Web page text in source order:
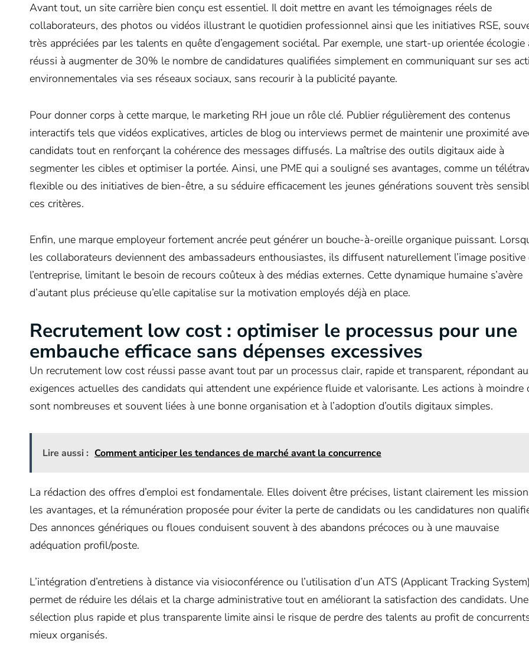
Avant tout, un site carrière bien conçu est essentiel. Il doit mettre en avant les témoignages réels de
collaborateurs, des photos ou vidéos illustrant le quotidien professionnel ainsi que les initiatives RSE,
très appréciées par les talents en quête d’engagement sociétal. Par exemple, une start-up orientée écologie
réussi à augmenter de 30% le nombre de candidatures qualifiées simplement en communiquant sur ses
environnementales via ses réseaux sociaux, sans recourir à la publicité payante.
Pour donner corps à cette marque, le marketing RH joue un rôle clé. Publier régulièrement des contenus
interactifs tels que vidéos explicatives, articles de blog ou interviews permet de maintenir une proximité
candidats tout en renforçant la cohérence des messages diffusés. La maîtrise des outils digitaux aide à
segmenter les cibles et optimiser la portée. Ainsi, une PME qui a souligné ses avantages, comme un
flexible ou des initiatives de bien-être, a su séduire efficacement les jeunes générations souvent très
ces critères.
Enfin, une marque employeur fortement ancrée peut générer un bouche-à-oreille organique puissant.
les collaborateurs deviennent des ambassadeurs enthousiastes, ils diffusent naturellement l’image positive
l’entreprise, limitant le besoin de recours coûteux à des médias externes. Cette dynamique humaine s’avère
d’autant plus précieuse qu’elle capitalise sur la motivation employés déjà en place.
Recrutement low cost : optimiser le processus pour une
embauche efficace sans dépenses excessives
Un recrutement low cost réussi passe avant tout par un processus clair, rapide et transparent, répondant
exigences actuelles des candidats qui attendent une expérience fluide et valorisante. Les actions à moindre
sont nombreuses et souvent liées à une bonne organisation et à l’adoption d’outils digitaux simples.
Lire aussi : Comment anticiper les tendances de marché avant la concurrence
La rédaction des offres d’emploi est fondamentale. Elles doivent être précises, listant clairement les
les avantages, et la rémunération proposée pour éviter la perte de candidats ou les candidatures non
Des annonces génériques ou floues conduisent souvent à des abandons précoces ou à une mauvaise
adéquation profil/poste.
L’intégration d’entretiens à distance via visioconférence ou l’utilisation d’un ATS (Applicant Tracking System)
permet de réduire les délais et la charge administrative tout en améliorant la satisfaction des candidats. Une
sélection plus rapide et plus transparente limite ainsi le risque de perdre des talents au profit de
mieux organisés.